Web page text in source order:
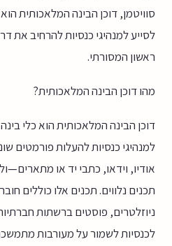
סוויטמן, דוכן הבינה המלאכותית
לסייע למנהיגי כנסיות להרחיב את
ראשון המסורתי.
מהו דוכן הבינה המלאכותית?
דוכן הבינה המלאכותית הוא כלי
למנהיגי כנסיות להעלות פורמטים
אודיו, וידאו, כתבי יד או
תכנים נלווים. תכנים אלו כוללים
ניוזלטרים, פוסטים ברשתות
לכנסיות לשמור על מעורבות